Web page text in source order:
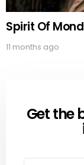
Spirit Of
11 months ago
Get the